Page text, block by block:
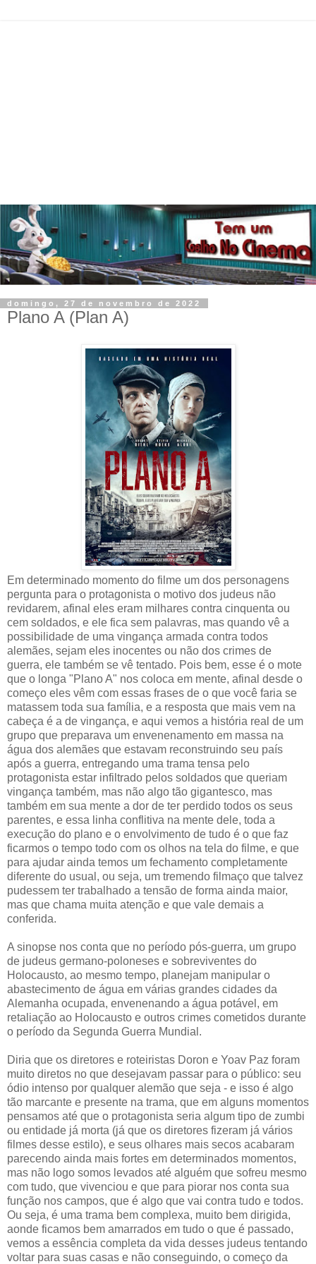
domingo, 27 de novembro de 2022
Plano A (Plan A)
Em determinado momento do filme um dos personagens
pergunta para o protagonista o motivo dos judeus não
revidarem, afinal eles eram milhares contra cinquenta ou
cem soldados, e ele fica sem palavras, mas quando vê a
possibilidade de uma vingança armada contra todos
alemães, sejam eles inocentes ou não dos crimes de
guerra, ele também se vê tentado. Pois bem, esse é o mote
que o longa "Plano A" nos coloca em mente, afinal desde o
começo eles vêm com essas frases de o que você faria se
matassem toda sua família, e a resposta que mais vem na
cabeça é a de vingança, e aqui vemos a história real de um
grupo que preparava um envenenamento em massa na
água dos alemães que estavam reconstruindo seu país
após a guerra, entregando uma trama tensa pelo
protagonista estar infiltrado pelos soldados que queriam
vingança também, mas não algo tão gigantesco, mas
também em sua mente a dor de ter perdido todos os seus
parentes, e essa linha conflitiva na mente dele, toda a
execução do plano e o envolvimento de tudo é o que faz
ficarmos o tempo todo com os olhos na tela do filme, e que
para ajudar ainda temos um fechamento completamente
diferente do usual, ou seja, um tremendo filmaço que talvez
pudessem ter trabalhado a tensão de forma ainda maior,
mas que chama muita atenção e que vale demais a
conferida.
A sinopse nos conta que no período pós-guerra, um grupo
de judeus germano-poloneses e sobreviventes do
Holocausto, ao mesmo tempo, planejam manipular o
abastecimento de água em várias grandes cidades da
Alemanha ocupada, envenenando a água potável, em
retaliação ao Holocausto e outros crimes cometidos durante
o período da Segunda Guerra Mundial.
Diria que os diretores e roteiristas Doron e Yoav Paz foram
muito diretos no que desejavam passar para o público: seu
ódio intenso por qualquer alemão que seja - e isso é algo
tão marcante e presente na trama, que em alguns momentos
pensamos até que o protagonista seria algum tipo de zumbi
ou entidade já morta (já que os diretores fizeram já vários
filmes desse estilo), e seus olhares mais secos acabaram
parecendo ainda mais fortes em determinados momentos,
mas não logo somos levados até alguém que sofreu mesmo
com tudo, que vivenciou e que para piorar nos conta sua
função nos campos, que é algo que vai contra tudo e todos.
Ou seja, é uma trama bem complexa, muito bem dirigida,
aonde ficamos bem amarrados em tudo o que é passado,
vemos a essência completa da vida desses judeus tentando
voltar para suas casas e não conseguindo, o começo da